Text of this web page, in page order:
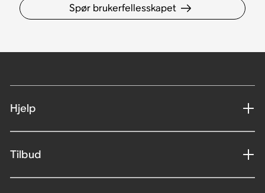
Spør brukerfellesskapet
Hjelp
Tilbud